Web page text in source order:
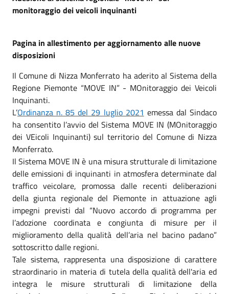
monitoraggio dei veicoli inquinanti
Pagina in allestimento per aggiornamento alle nuove
disposizioni
Il Comune di Nizza Monferrato ha aderito al Sistema della
Regione Piemonte “MOVE IN” - MOnitoraggio dei Veicoli
Inquinanti.
L’Ordinanza n. 85 del 29 luglio 2021 emessa dal Sindaco
ha consentito l’avvio del Sistema MOVE IN (MOnitoraggio
dei VEicoli Inquinanti) sul territorio del Comune di Nizza
Monferrato.
Il Sistema MOVE IN è una misura strutturale di limitazione
delle emissioni di inquinanti in atmosfera determinate dal
traffico veicolare, promossa dalle recenti deliberazioni
della giunta regionale del Piemonte in attuazione agli
impegni previsti dal “Nuovo accordo di programma per
l’adozione coordinata e congiunta di misure per il
miglioramento della qualità dell’aria nel bacino padano”
sottoscritto dalle regioni.
Tale sistema, rappresenta una disposizione di carattere
straordinario in materia di tutela della qualità dell'aria ed
integra le misure strutturali di limitazione della